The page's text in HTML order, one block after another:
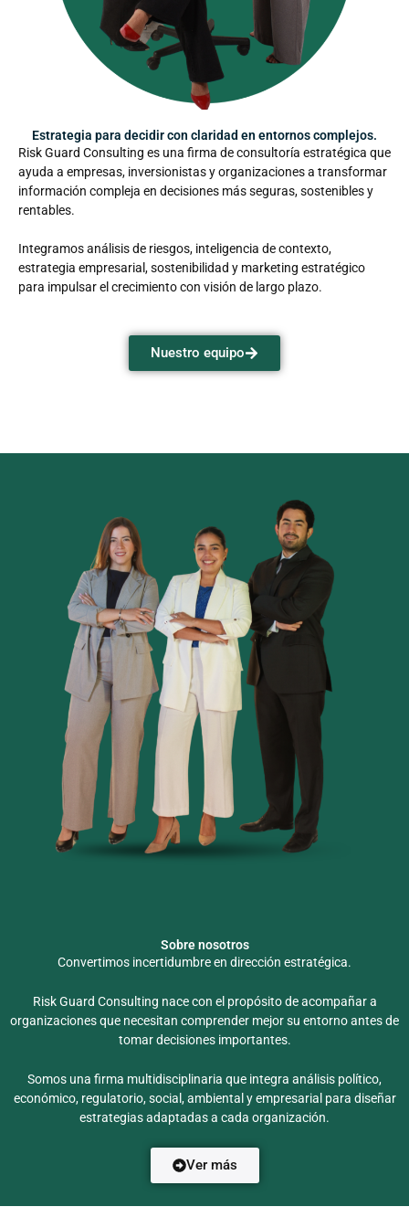
Estrategia para decidir con claridad en entornos complejos.
Risk Guard Consulting es una firma de consultoría estratégica que
ayuda a empresas, inversionistas y organizaciones a transformar
información compleja en decisiones más seguras, sostenibles y
rentables.
Integramos análisis de riesgos, inteligencia de contexto,
estrategia empresarial, sostenibilidad y marketing estratégico
para impulsar el crecimiento con visión de largo plazo.
Nuestro equipo
Sobre nosotros
Convertimos incertidumbre en dirección estratégica.
Risk Guard Consulting nace con el propósito de acompañar a
organizaciones que necesitan comprender mejor su entorno antes de
tomar decisiones importantes.
Somos una firma multidisciplinaria que integra análisis político,
económico, regulatorio, social, ambiental y empresarial para diseñar
estrategias adaptadas a cada organización.
Ver más